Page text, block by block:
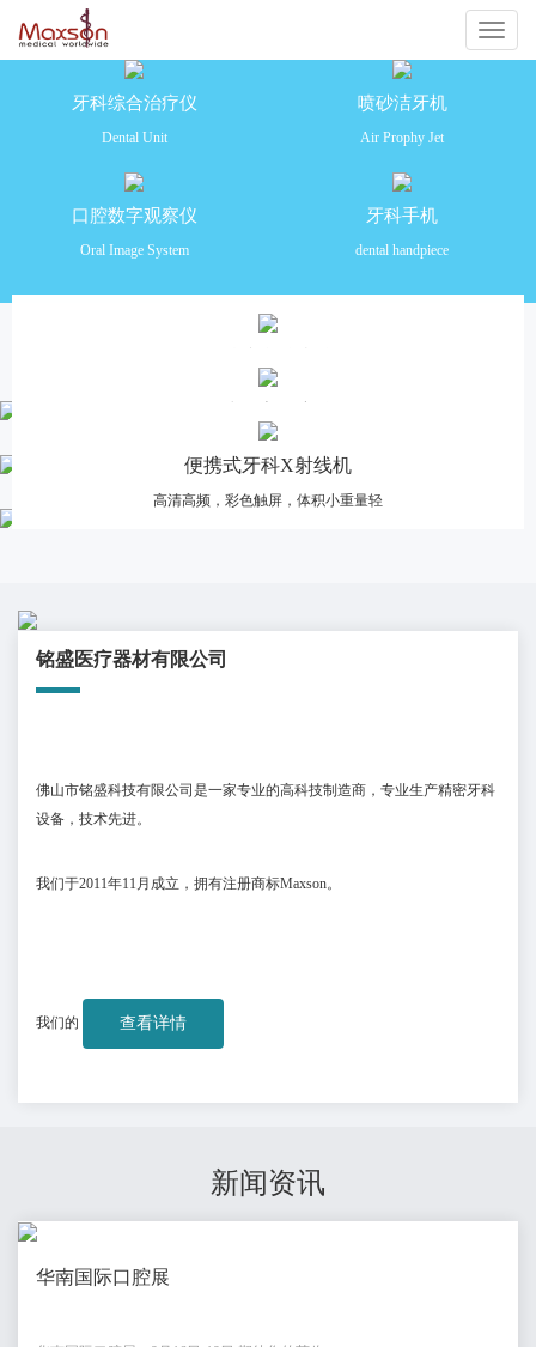
切
牙科综合治疗仪
Dental Unit
喷砂洁牙机
Air Prophy Jet
口腔数字观察仪
Oral Image System
牙科手机
dental handpiece
产品推荐
便携式牙科X射线机
高清高频，彩色触屏，体积小重量轻
铭盛医疗器材有限公司
佛山市铭盛科技有限公司是一家专业的高科技制造商，专业生产精密牙科
设备，技术先进。
我们于2011年11 月成立，拥有注册商标Maxson。
我们的 查看详情
新闻资讯
华南国际口腔展